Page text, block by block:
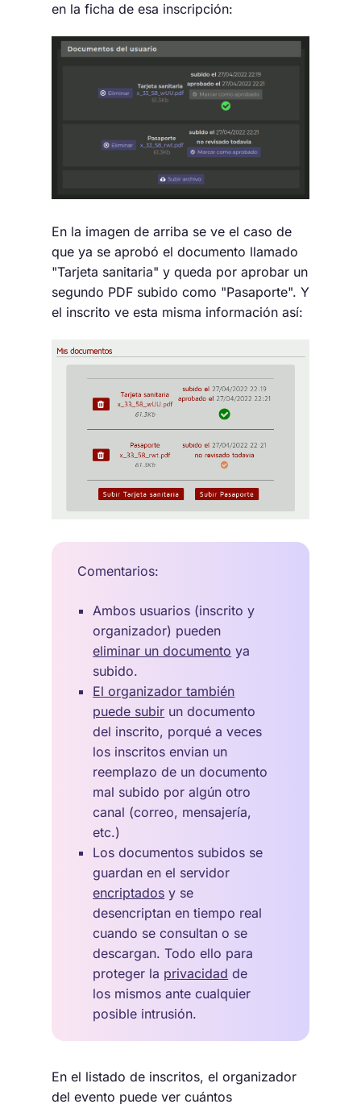
en la ficha de esa inscripción:
En la imagen de arriba se ve el caso de
que ya se aprobó el documento llamado
"Tarjeta sanitaria" y queda por aprobar un
segundo PDF subido como "Pasaporte". Y
el inscrito ve esta misma información así:
Comentarios:
Ambos usuarios (inscrito y
organizador) pueden
eliminar un documento ya
subido.
El organizador también
puede subir un documento
del inscrito, porqué a veces
los inscritos envian un
reemplazo de un documento
mal subido por algún otro
canal (correo, mensajería,
etc.)
Los documentos subidos se
guardan en el servidor
encriptados y se
desencriptan en tiempo real
cuando se consultan o se
descargan. Todo ello para
proteger la privacidad de
los mismos ante cualquier
posible intrusión.
En el listado de inscritos, el organizador
del evento puede ver cuántos